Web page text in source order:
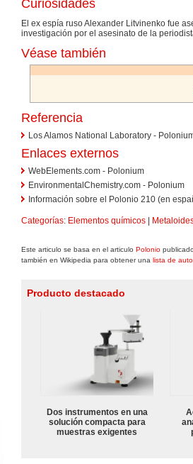
Curiosidades
El ex espía ruso Alexander Litvinenko fue
investigación por el asesinato de la
Véase también
Referencia
Los Alamos National Laboratory -
Enlaces externos
WebElements.com - Polonium
EnvironmentalChemistry.com - Polonium
Información sobre el Polonio 210 (en
Categorías: Elementos químicos
Este articulo se basa en el articulo Polonio
también en Wikipedia para obtener una lista de
Producto destacado
Dos instrumentos en una
solución compacta para
muestras exigentes